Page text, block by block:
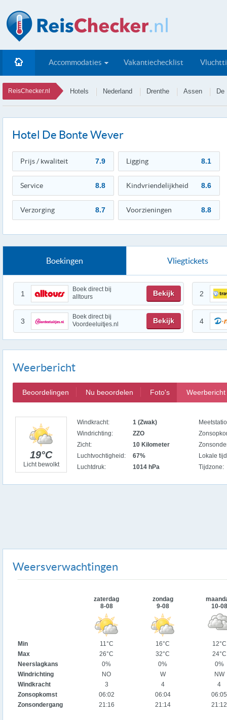
Accommodaties Vakantiechecklist
ReisChecker.nl Hotels Nederland Drenthe Assen De
Hotel De Bonte Wever
Prijs / kwaliteit 7.9 Ligging 8.1
Service 8.8 Kindvriendelijkheid 8.6
Verzorging 8.7 Voorzieningen 8.8
Boekingen Vliegtickets
1
Boek direct bij
alltours
Bekijk 2
3
Boek direct bij
Voordeeluitjes.nl
Bekijk 4
Weerbericht
Beoordelingen Nu beoordelen Foto's Weerbericht
19°C
Licht bewolkt
Windkracht:
Windrichting:
Zicht:
Luchtvochtigheid:
Luchtdruk:
1 (Zwak)
ZZO
10 Kilometer
67%
1014 hPa
Lokale
Tijdzone:
Weersverwachtingen
zaterdag
8-08
zondag
9-08
10-08
Min 11°C 16°C
12°C
Max
26°C 32°C
24°C
Neerslagkans
0% 0%
0%
Windrichting
NO W
NW
Windkracht
3 4
4
Zonsopkomst
06:02 06:04
06:05
Zonsondergang
21:16 21:14 21:12